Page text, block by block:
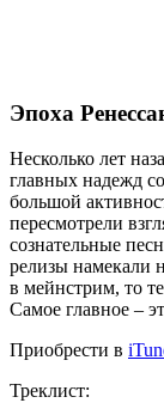
Эпоха
Несколько лет
главных надежд
большой
пересмотрели
сознательные
релизы намекали
в мейнстрим, то
Самое главное –
Приобрести в
Треклист: